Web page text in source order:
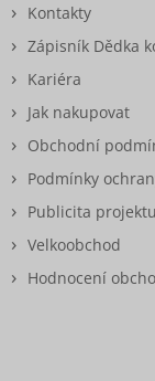
Kontakty
Zápisník Dědka
Kariéra
Jak nakupovat
Obchodní
Podmínky
Publicita projektu
Velkoobchod
Hodnocení